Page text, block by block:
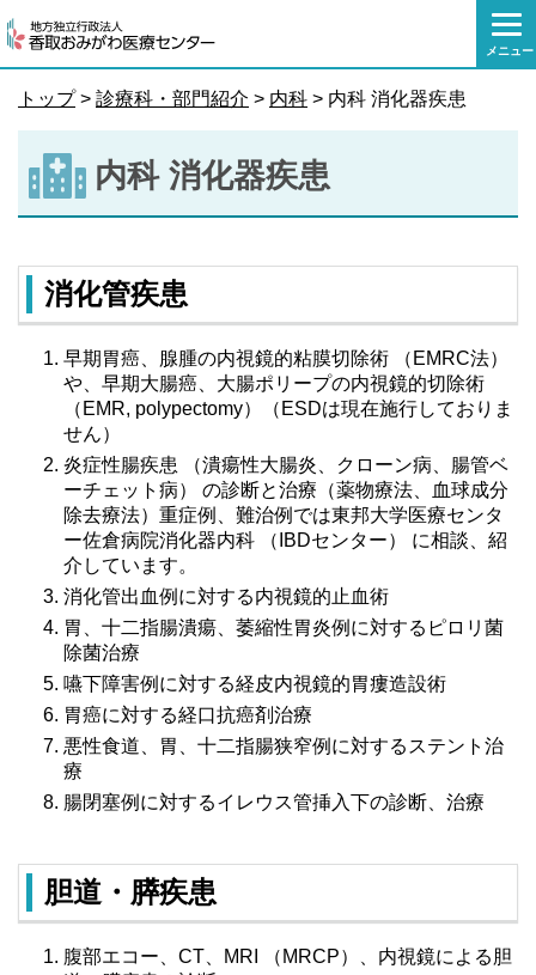
メニュー
文
動
トップ> 診療科・部門紹介 > 内科 > 内科 消化器疾患
内科 消化器疾患
消化管疾患
早期胃癌、腺腫の内視鏡的粘膜切除術 （EMRC法）
や、早期大腸癌、大腸ポリープの内視鏡的切除術
（EMR, polypectomy）（ESDは現在施行しておりま
せん）
炎症性腸疾患 （潰瘍性大腸炎、クローン病、腸管ベ
ーチェット病） の診断と治療（薬物療法、血球成分
除去療法）重症例、難治例では東邦大学医療センタ
ー佐倉病院消化器内科 （IBDセンター） に相談、紹
介しています。
消化管出血例に対する内視鏡的止血術
胃、十二指腸潰瘍、萎縮性胃炎例に対するピロリ菌
除菌治療
嚥下障害例に対する経皮内視鏡的胃瘻造設術
胃癌に対する経口抗癌剤治療
悪性食道、胃、十二指腸狭窄例に対するステント治
療
腸閉塞例に対するイレウス管挿入下の診断、治療
胆道・膵疾患
腹部エコー、CT、MRI （MRCP）、内視鏡による胆